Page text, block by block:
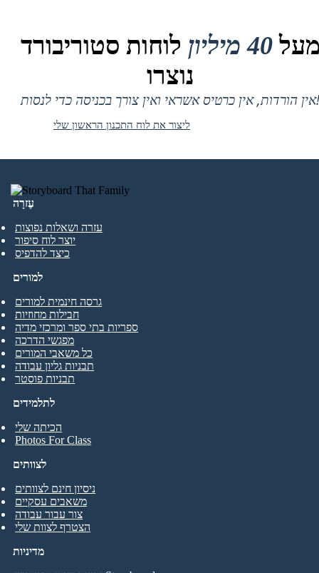
40 מיליון
לוחות סטוריבורד
נוצרו
אין הורדות, אין כרטיס אשראי ואין צורך בכניסה כדי לנסות!
ליצור את לוח התכנון הראשון שלי
עֶזרָה
עזרה ושאלות נפוצות
יוצר לוח סיפור
כיצד להדפיס
לתלמידים
הכיתה שלי
Photos For Class
למורים
גרסה חינמית למורים
חבילות מחוזיות
ספריות בתי ספר ומרכזי מדיה
מפגשי הדרכה
כל משאבי המורים
תבניות גליון עבודה
תבניות פוסטר
לצוותים
ניסיון חינם לצוותים
משאבים עסקיים
צור עבור עבודה
הצטרף לצוות שלי
מדיניות